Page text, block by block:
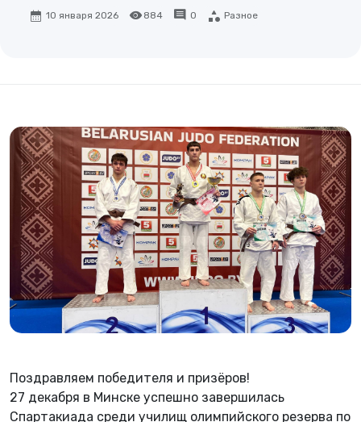
calendar_month 10 января 2026 visibility 884 comment 0 category Разное
Поздравляем победителя и призёров!
27 декабря в Минске успешно завершилась
Спартакиада среди училищ олимпийского резерва по